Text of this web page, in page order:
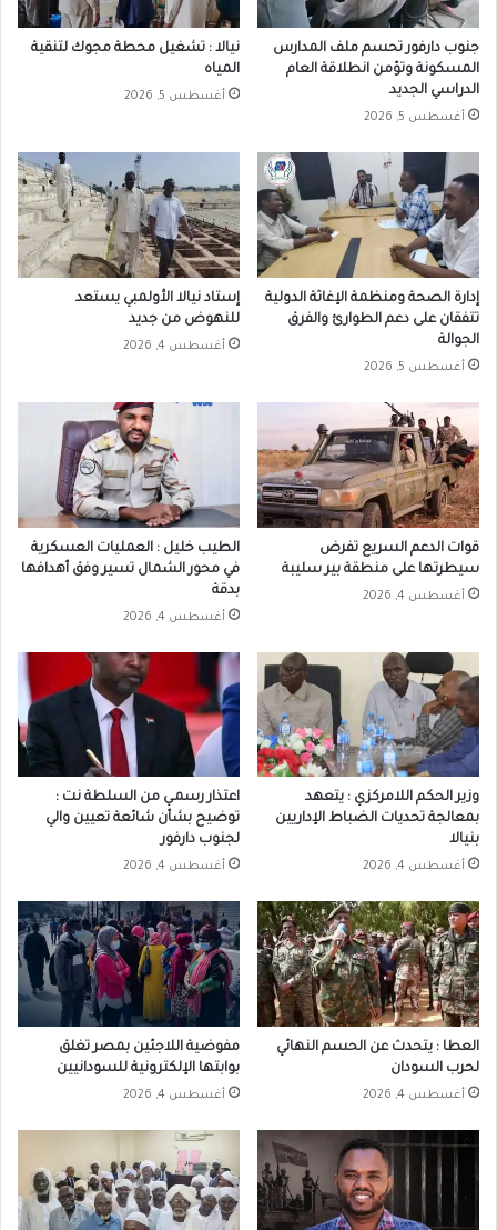
جنوب دارفور تحسم ملف المدارس
المسكونة وتؤمن انطلاقة العام
الدراسي الجديد
أغسطس 5, 2026
نيالا : تشغيل محطة مجوك لتنقية
المياه
أغسطس 5, 2026
إدارة الصحة ومنظمة الإغاثة الدولية
تتفقان على دعم الطوارئ والفرق
الجوالة
أغسطس 5, 2026
إستاد نيالا الأولمبي يستعد
للنهوض من جديد
أغسطس 4, 2026
قوات الدعم السريع تفرض
سيطرتها على منطقة بير سليبة
أغسطس 4, 2026
الطيب خليل : العمليات العسكرية
في محور الشمال تسير وفق أهدافها
بدقة
أغسطس 4, 2026
وزير الحكم اللامركزي : يتعهد
بمعالجة تحديات الضباط الإداريين
بنيالا
أغسطس 4, 2026
اعتذار رسمـي من السلطة نت :
توضيح بشأن شائعة تعيين والي
لجنوب دارفور
أغسطس 4, 2026
العطا : يتحدث عن الحسم النهائي
لحرب السودان
أغسطس 4, 2026
مفوضية اللاجئين بمصر تغلق
بوابتها الإلكترونية للسودانيين
أغسطس 4, 2026